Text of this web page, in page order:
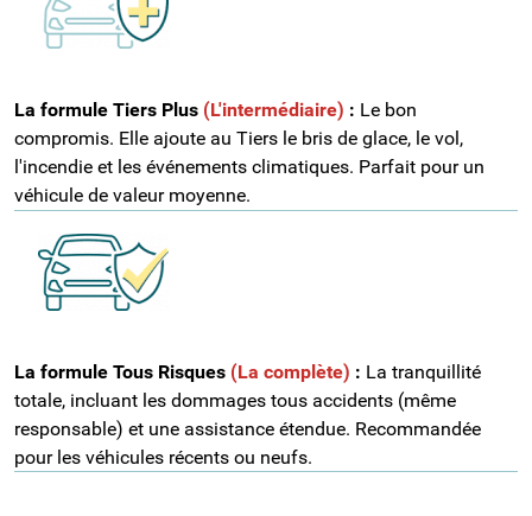
La formule Tiers Plus (L'intermédiaire) : Le bon
compromis. Elle ajoute au Tiers le bris de glace, le vol,
l'incendie et les événements climatiques. Parfait pour un
véhicule de valeur moyenne.
La formule Tous Risques (La complète) : La tranquillité
totale, incluant les dommages tous accidents (même
responsable) et une assistance étendue. Recommandée
pour les véhicules récents ou neufs.